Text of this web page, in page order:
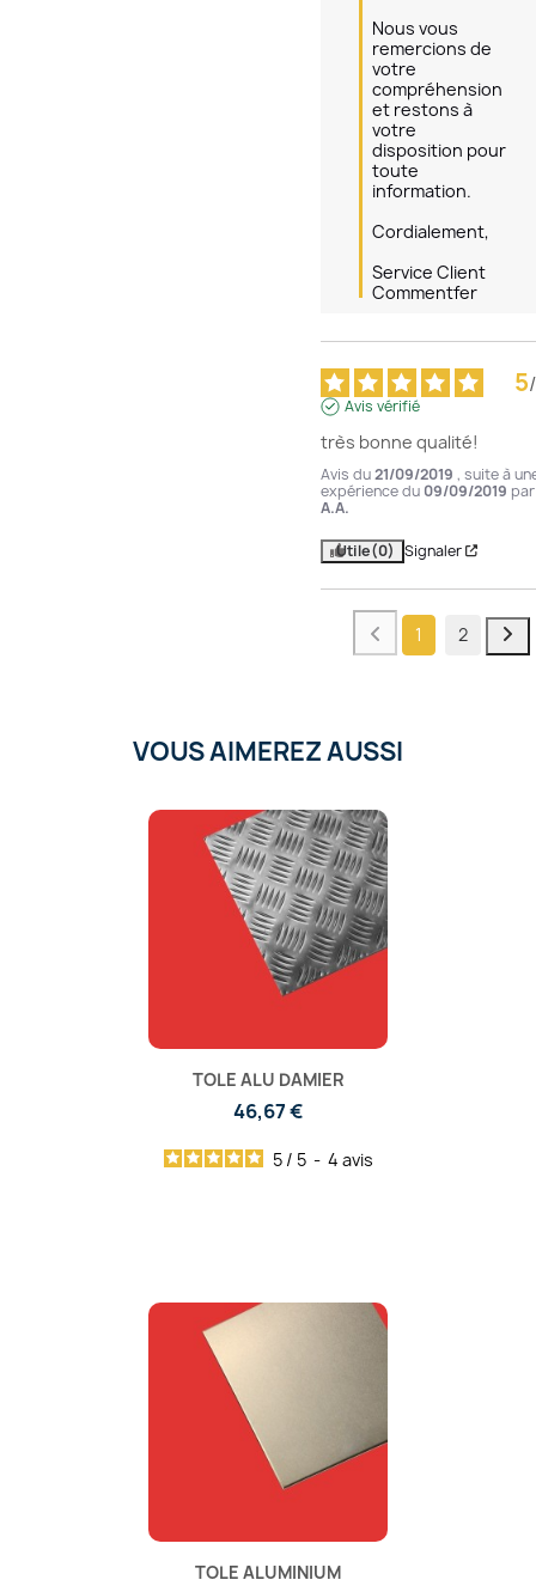
Nous vous
remercions de
votre
compréhension
et restons à
votre
disposition pour
toute
information.
Cordialement,
Service Client
Commentfer
5/
Avis vérifié
très bonne qualité!
Avis du21/09/2019 , suite à
expérience du 09/09/2019 par
A.A.
Utile(0) Signaler
1 2
VOUS AIMEREZ AUSSI
TOLE ALU DAMIER
46,67 €
5 / 5 - 4 avis
TOLE ALUMINIUM